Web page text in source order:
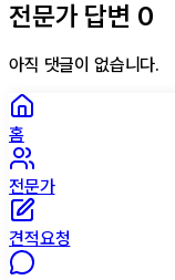
전문가 답변 0
아직 댓글이 없습니다.
홈
전문가
견적요청